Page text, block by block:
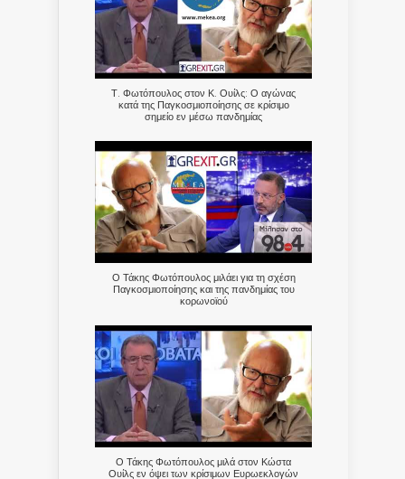
Τ. Φωτόπουλος στον Κ. Ουίλς: Ο αγώνας
κατά της Παγκοσμιοποίησης σε κρίσιμο
σημείο εν μέσω πανδημίας
Ο Τάκης Φωτόπουλος μιλάει για τη σχέση
Παγκοσμιοποίησης και της πανδημίας του
κορωνοϊού
Ο Τάκης Φωτόπουλος μιλά στον Κώστα
Ουίλς εν όψει των κρίσιμων Ευρωεκλογών